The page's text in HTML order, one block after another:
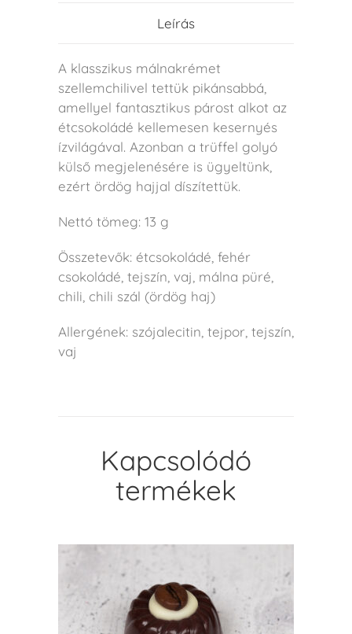
Leírás
A klasszikus málnakrémet
szellemchilivel tettük pikánsabbá,
amellyel fantasztikus párost alkot az
étcsokoládé kellemesen kesernyés
ízvilágával. Azonban a trüffel golyó
külső megjelenésére is ügyeltünk,
ezért ördög hajjal díszítettük.
Nettó tömeg: 13 g
Összetevők: étcsokoládé, fehér
csokoládé, tejszín, vaj, málna püré,
chili, chili szál (ördög haj)
Allergének: szójalecitin, tejpor, tejszín,
vaj
Kapcsolódó
termékek